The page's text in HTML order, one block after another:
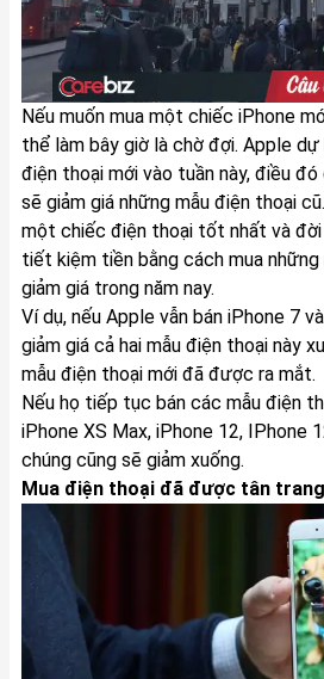
Nếu muốn mua một chiếc iPhone
thể làm bây giờ là chờ đợi. Apple dự
điện thoại mới vào tuần này, điều
sẽ giảm giá những mẫu điện thoại
một chiếc điện thoại tốt nhất và đời
tiết kiệm tiền bằng cách mua
giảm giá trong năm nay.
Ví dụ, nếu Apple vẫn bán iPhone 7
giảm giá cả hai mẫu điện thoại này
mẫu điện thoại mới đã được ra mắt.
Nếu họ tiếp tục bán các mẫu điện
iPhone XS Max, iPhone 12, IPhone
chúng cũng sẽ giảm xuống.
Mua điện thoại đã được tân